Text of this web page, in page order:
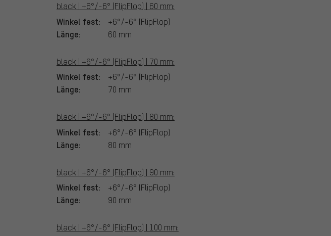
black | +6°/-6° (FlipFlop) | 60 mm:
Winkel fest: +6°/-6° (FlipFlop)
Länge: 60 mm
black | +6°/-6° (FlipFlop) | 70 mm:
Winkel fest: +6°/-6° (FlipFlop)
Länge: 70 mm
black | +6°/-6° (FlipFlop) | 80 mm:
Winkel fest: +6°/-6° (FlipFlop)
Länge: 80 mm
black | +6°/-6° (FlipFlop) | 90 mm:
Winkel fest: +6°/-6° (FlipFlop)
Länge: 90 mm
black | +6°/-6° (FlipFlop) | 100 mm: